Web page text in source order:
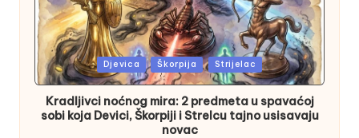
Posted
in
Djevica Škorpija Strijelac
Kradljivci noćnog mira: 2 predmeta u spavaćoj
sobi koja Devici, Škorpiji i Strelcu tajno usisavaju
novac